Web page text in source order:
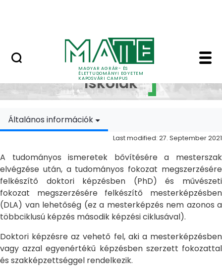
MAGYAR AGRÁR- ÉS
ÉLETTUDOMÁNYI EGYETEM
KAPOSVÁRI CAMPUS
Doktori Iskolák -
Doktori
Iskolák
Általános információk
Last modified: 27. September 2021
A tudományos ismeretek bővítésére a mesterszak
elvégzése után, a tudományos fokozat megszerzésére
felkészítő doktori képzésben (PhD) és művészeti
fokozat megszerzésére felkészítő mesterképzésben
(DLA) van lehetőség (ez a mesterképzés nem azonos a
többciklusú képzés második képzési ciklusával).
Doktori képzésre az vehető fel, aki a mesterképzésben
vagy azzal egyenértékű képzésben szerzett fokozattal
és szakképzettséggel rendelkezik.